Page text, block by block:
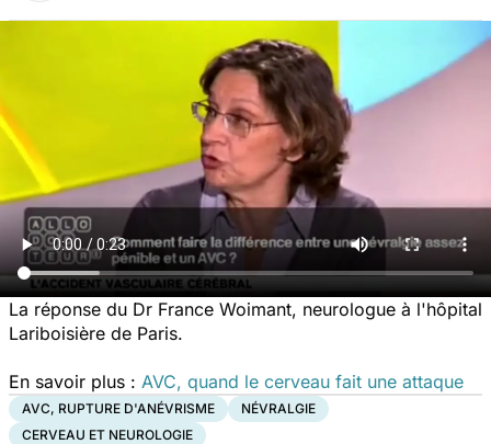
La réponse du Dr France Woimant, neurologue à l'hôpital
Lariboisière de Paris.
En savoir plus : AVC, quand le cerveau fait une attaque
AVC, RUPTURE D'ANÉVRISME
NÉVRALGIE
CERVEAU ET NEUROLOGIE